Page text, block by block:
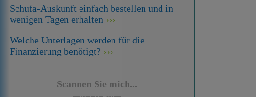
Schufa-Auskunft einfach bestellen und in
wenigen Tagen erhalten
Welche Unterlagen werden für die
Finanzierung benötigt?
Scannen Sie mich...